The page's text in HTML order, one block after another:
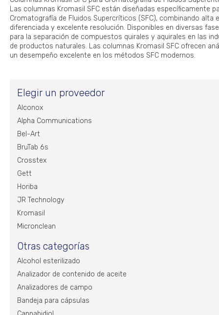
Las columnas Kromasil SFC están diseñadas específicamente
Cromatografía de Fluidos Supercríticos (SFC), combinando alta
diferenciada y excelente resolución. Disponibles en diversas
para la separación de compuestos quirales y aquirales en las
de productos naturales. Las columnas Kromasil SFC ofrecen
un desempeño excelente en los métodos SFC modernos.
Elegir un proveedor
Alconox
Alpha Communications
Bel-Art
BruTab 6s
Crosstex
Gett
Horiba
JR Technology
Kromasil
Micronclean
Otras categorías
Alcohol esterilizado
Analizador de contenido de aceite
Analizadores de campo
Bandeja para cápsulas